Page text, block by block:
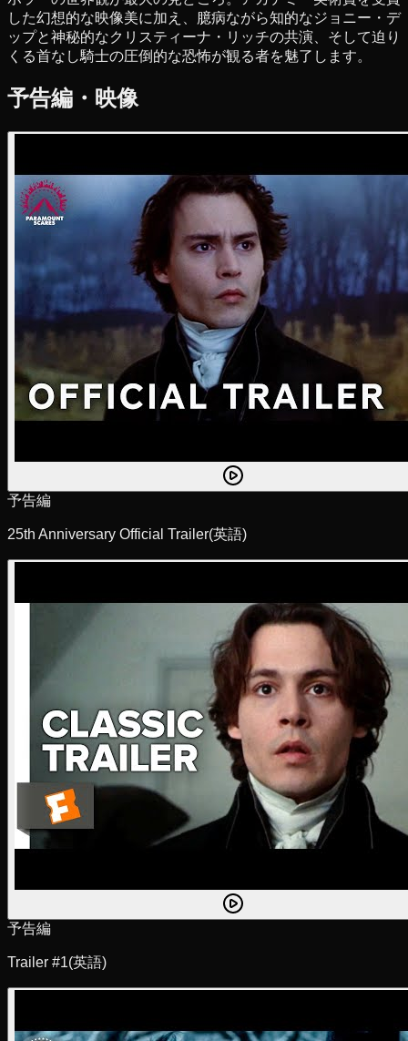
した幻想的な映像美に加え、臆病ながら知的なジョニー・デ
ップと神秘的なクリスティーナ・リッチの共演、そして迫り
くる首なし騎士の圧倒的な恐怖が観る者を魅了します。
予告編・映像
予告編
25th Anniversary Official Trailer(英語)
予告編
Trailer #1(英語)